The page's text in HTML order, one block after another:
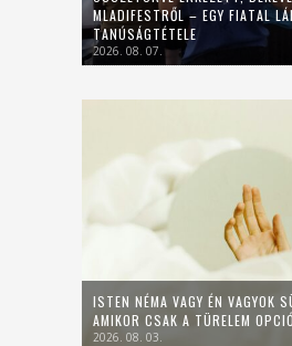
MLADIFESTRŐL – EGY FIATAL
TANÚSÁGTÉTELE
2026. 08. 07.
ISTEN NÉMA VAGY ÉN VAGYOK
AMIKOR CSAK A TÜRELEM OPCIÓ
2026. 08. 03.